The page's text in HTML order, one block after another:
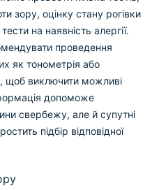
зору, оцінку стану рогівки
на наявність алергії.
проведення
як тонометрія або
щоб виключити можливі
допоможе
свербежу, але й супутні
підбір відповідної